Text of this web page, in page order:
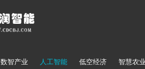
数智产业 人工智能 低空经济 智慧农